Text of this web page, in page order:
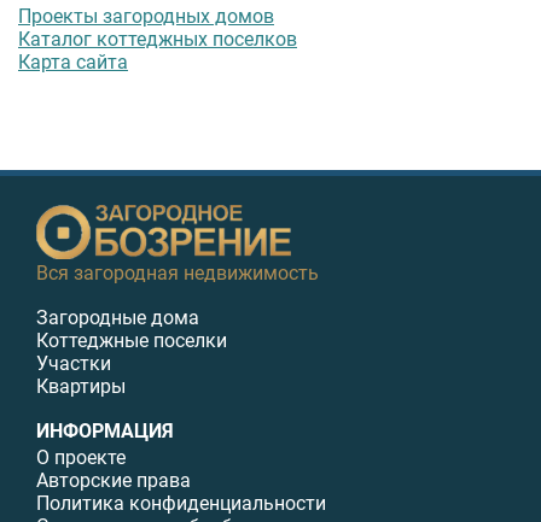
Проекты загородных домов
Каталог коттеджных поселков
Карта сайта
Вся загородная недвижимость
Загородные дома
Коттеджные поселки
Участки
Квартиры
ИНФОРМАЦИЯ
О проекте
Авторские права
Политика конфиденциальности